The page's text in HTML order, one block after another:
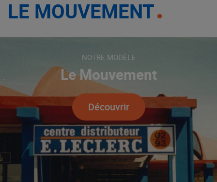
LE MOUVEMENT
NOTRE MODÈLE
Le Mouvement
Découvrir